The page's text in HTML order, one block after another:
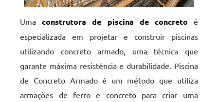
Umaconstrutora de piscina de concreto é
especializada em projetar e construir piscinas
utilizando concreto armado, uma técnica que
garante máxima resistência e durabilidade. Piscina
de Concreto Armado é um método que utiliza
armações de ferro e concreto para criar uma